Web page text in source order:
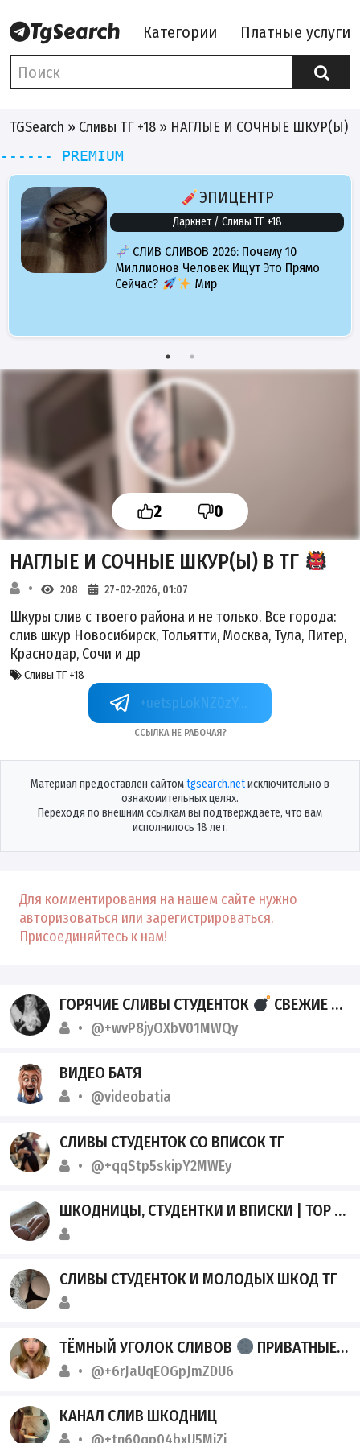
Категории Платные услуги
TGSearch » Сливы ТГ +18 » НАГЛЫЕ И СОЧНЫЕ ШКУР(Ы)
------ PREMIUM
ЭПИЦЕНТР
Даркнет / Сливы ТГ +18
СЛИВ СЛИВОВ 2026: Почему 10
Миллионов Человек Ищут Это Прямо
Сейчас?
Мир
2 0
НАГЛЫЕ И СОЧНЫЕ ШКУР(Ы) В ТГ
208 27-02-2026, 01:07
Шкуры слив с твоего района и не только. Все города:
слив шкур Новосибирск, Тольятти, Москва, Тула, Питер,
Краснодар, Сочи и др
Сливы ТГ +18
+uetspLokNZ0zYzI6
Ссылка не рабочая?
Материал предоставлен сайтомtgsearch.netисключительно в
ознакомительных целях.
Переходя по внешним ссылкам вы подтверждаете, что вам
исполнилось 18 лет.
Для комментирования на нашем сайте нужно
авторизоваться или зарегистрироваться.
Присоединяйтесь к нам!
ГОРЯЧИЕ СЛИВЫ СТУДЕНТОК СВЕЖИЕ УТЕЧКИ
@+wvP8jyOXbV01MWQy
ВИДЕО БАТЯ
@videobatia
СЛИВЫ СТУДЕНТОК СО ВПИСОК ТГ
@+qqStp5skipY2MWEy
ШКОДНИЦЫ, СТУДЕНТКИ И ВПИСКИ | TOP SLIV
СЛИВЫ СТУДЕНТОК И МОЛОДЫХ ШКОД ТГ
ТЁМНЫЙ УГОЛОК СЛИВОВ ПРИВАТНЫЕ УТЕЧКИ
@+6rJaUqEOGpJmZDU6
КАНАЛ СЛИВ ШКОДНИЦ